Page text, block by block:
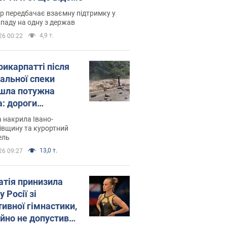
передбачає взаємну підтримку у
на одну з держав
00:22 4,9 т.
після
спеки
потужна
дороги
на
Відео
накрила Івано-
та курортний
09:27 13,0 т.
принизила
Росії зі
гімнастики,
не допустивши